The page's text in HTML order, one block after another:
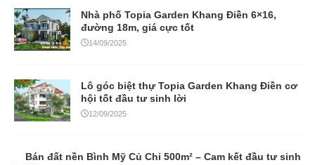
Nhà phố Topia Garden Khang Điền 6×16,
đường 18m, giá cực tốt
14/09/2025
Lô góc biệt thự Topia Garden Khang Điền cơ
hội tốt đầu tư sinh lời
12/09/2025
Bán đất nền Bình Mỹ Củ Chi 500m² – Cam kết đầu tư sinh